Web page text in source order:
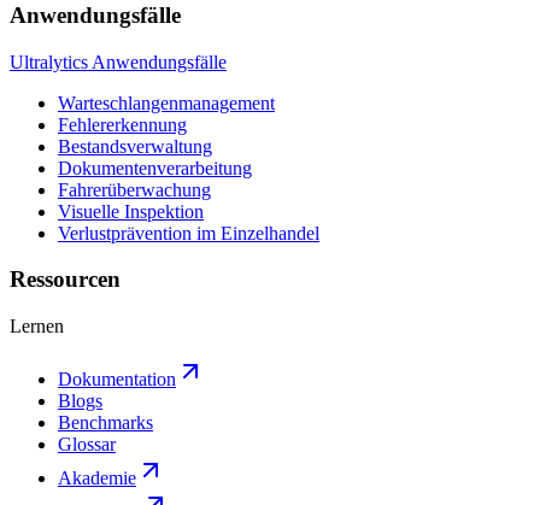
Anwendungsfälle
Ultralytics Anwendungsfälle
Warteschlangenmanagement
Fehlererkennung
Bestandsverwaltung
Dokumentenverarbeitung
Fahrerüberwachung
Visuelle Inspektion
Verlustprävention im Einzelhandel
Ressourcen
Lernen
Dokumentation
Blogs
Benchmarks
Glossar
Akademie